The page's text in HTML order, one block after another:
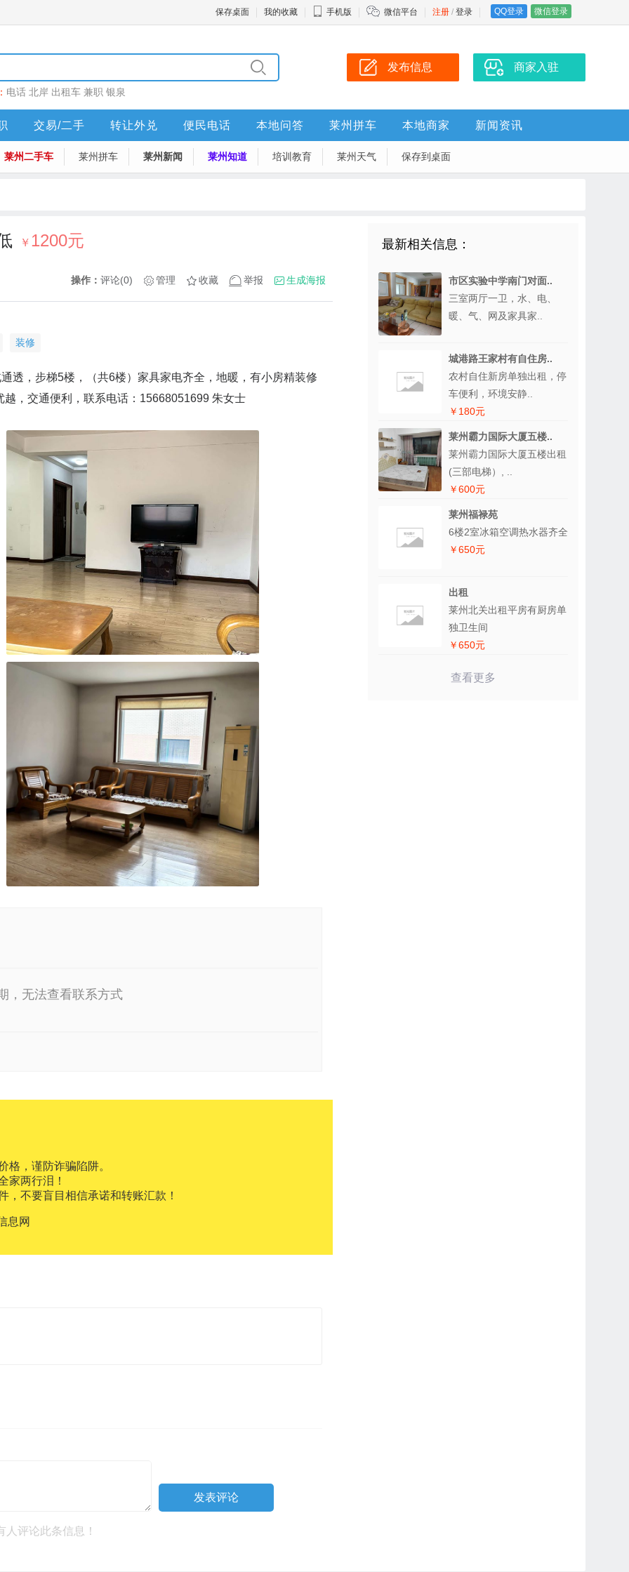
注册 / 登录 QQ登录 微信登录
保存桌面 我的收藏 手机版 微信平台
电话 北岸 出租车 兼职 银泉
发布信息 商家入驻
交易/二手 转让外兑 便民电话 本地问答 莱州拼车 本地商家 新闻资讯
莱州二手车 莱州拼车 莱州新闻 莱州知道 培训教育 莱州天气 保存到桌面
￥ 1200元
操作： 评论(0) 管理 收藏 举报 生成海报
装修
透，步梯5楼，（共6楼）家具家电齐全，地暖，有小房精装修
，交通便利，联系电话：15668051699 朱女士
，无法查看联系方式
格，谨防诈骗陷阱。
家两行泪！
，不要盲目相信承诺和转账汇款！
息网
人评论此条信息！
最新相关信息：
市区实验中学南门对面..
三室两厅一卫，水、电、
暖、气、网及家具家..
城港路王家村有自住房..
农村自住新房单独出租，停
车便利，环境安静..
￥180元
莱州霸力国际大厦五楼..
莱州霸力国际大厦五楼出租
(三部电梯）, ..
￥600元
莱州福禄苑
6楼2室冰箱空调热水器齐全
￥650元
出租
莱州北关出租平房有厨房单
独卫生间
￥650元
查看更多